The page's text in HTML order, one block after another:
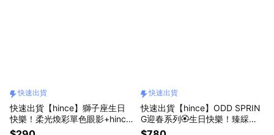
快速出貨
快速出貨【hince】獅子座生日
快樂！柔光煥彩單色眼影+hince
極光貼紙+獨家禮盒(生日禮物/獅
快速出貨
快速出貨【hince】ODD SPRIN
G迎春系列🏵️生日快樂！臻綵綻
放透亮高光棒+暖陽春日禮盒 (生